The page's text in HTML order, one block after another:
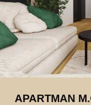
APARTMAN